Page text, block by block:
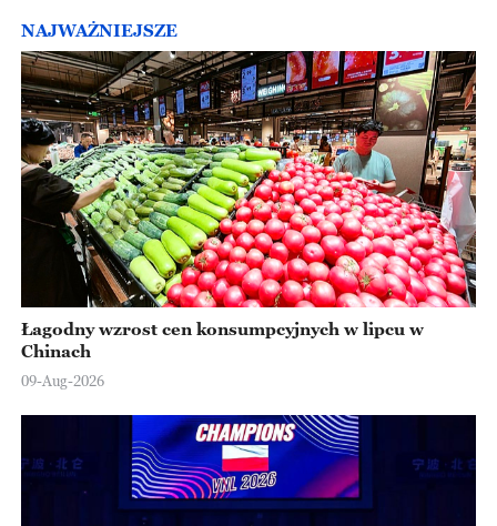
NAJWAŻNIEJSZE
Łagodny wzrost cen konsumpcyjnych w lipcu w
Chinach
09-Aug-2026